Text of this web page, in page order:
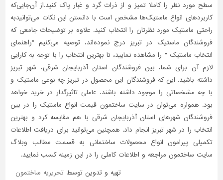
سطح مورد نظر را کاملا تمیز و از ذرات گرد و غبار پاک کنید.از آن‌جایی‌که
کاربردهای انواع ماستیک‌ها مشخص است با دانستن این نکات می‌توانیدبه
راحتی ماستیک مورد نظرتان را انتخاب کنید. علاوه بر توضیحات جامعی که
فروشندگان ماستیک در تبریز درج نموده‌اند، توصیه می‌کنیم "راهنمای
انتخاب ماستیک " را مشاهده نمایید، تا بهترین انتخاب را با توجه به کارایی
لازم آن برای شما، بین فروشندگان استان آذربایجان شرقی، شهر تبریز
داشته باشید. این که فروشندگان این محصول در تبریز چه نوعی ماستیک و
با چه مشخصاتی را موجود داشته باشند، عاملی تاثیر‌گذار در خرید خواهد
بود. همواره می‌توان در سایت ساختمون قیمت انواع ماستیک را در بین
فروشندگان شهرهای استان آذربایجان شرقی با هم مقایسه کرد و بهترین
انتخاب را در شهر تبریز انجام داد. همچنین می‌توانید برای دریافت اطلاعات
تکمیلی پیرامون انواع محصولات ساختمانی به قسمت مطالب وبلاگ
سایت ساختمون مراجعه و اطلاعات کاملی را در این زمینه کسب نمایید.
تهیه و تدوین توسط تحریریه ساختمون